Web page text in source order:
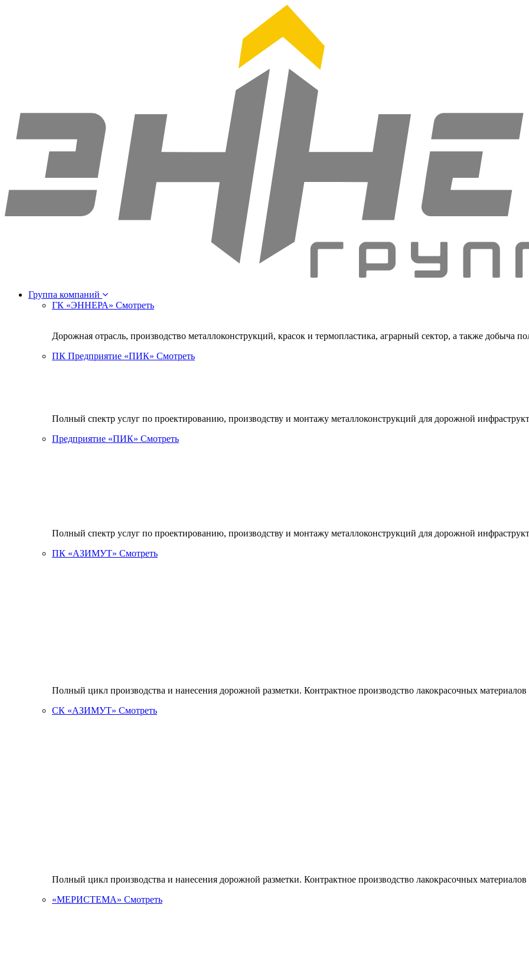
Группа компаний
ГК «ЭННЕРА» Смотреть
Дорожная отрасль, производство металлоконструкций, красок и термопластика, аграрный сектор, а также добыча
ПК Предприятие «ПИК» Смотреть
Полный спектр услуг по проектированию, производству и монтажу металлоконструкций для дорожной
Предприятие «ПИК» Смотреть
Полный спектр услуг по проектированию, производству и монтажу металлоконструкций для дорожной
ПК «АЗИМУТ» Смотреть
Полный цикл производства и нанесения дорожной разметки. Контрактное производство лакокрасочных материалов
СК «АЗИМУТ» Смотреть
Полный цикл производства и нанесения дорожной разметки. Контрактное производство лакокрасочных материалов
«МЕРИСТЕМА» Смотреть